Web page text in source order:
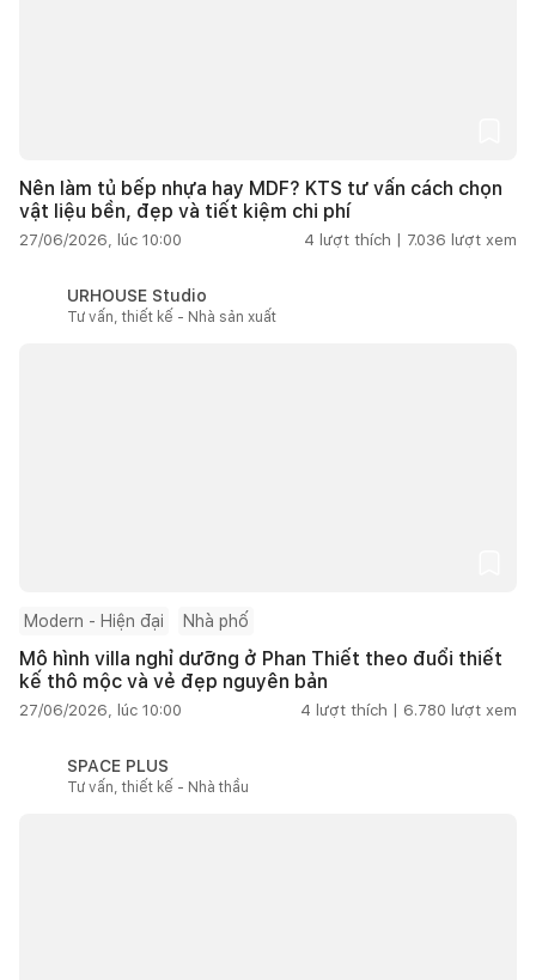
Nên làm tủ bếp nhựa hay MDF? KTS tư vấn cách chọn
vật liệu bền, đẹp và tiết kiệm chi phí
27/06/2026, lúc 10:00 4 lượt thích | 7.036 lượt xem
URHOUSE Studio
Tư vấn, thiết kế - Nhà sản xuất
Modern - Hiện đại Nhà phố
Mô hình villa nghỉ dưỡng ở Phan Thiết theo đuổi thiết
kế thô mộc và vẻ đẹp nguyên bản
27/06/2026, lúc 10:00 4 lượt thích | 6.780 lượt xem
SPACE PLUS
Tư vấn, thiết kế - Nhà thầu